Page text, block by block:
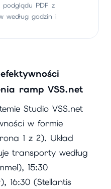
podglądu PDF z
według godzin i
ramp VSS.net
Studio VSS.net
w formie
1 z 2). Układ
transporty według
15:30
16:30 (Stellantis